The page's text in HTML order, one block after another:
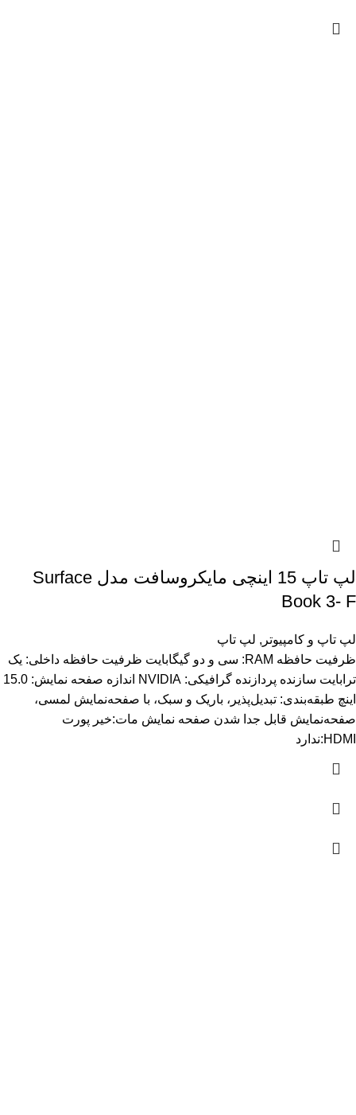
لپ تاپ 15 اینچی مایکروسافت مدل Surface
Book 3- F
لپ تاپ و کامپیوتر , لپ تاپ
ظرفیت حافظه RAM: سی و دو گیگابایت ظرفیت حافظه داخلی: یک
ترابایت سازنده پردازنده گرافیکی: NVIDIA اندازه صفحه نمایش: 15.0
اینچ طبقه‌بندی: تبدیل‌پذیر، باریک و سبک، با صفحه‌نمایش لمسی،
صفحه‌نمایش قابل جدا شدن صفحه نمایش مات:خیر پورت
HDMI:ندارد